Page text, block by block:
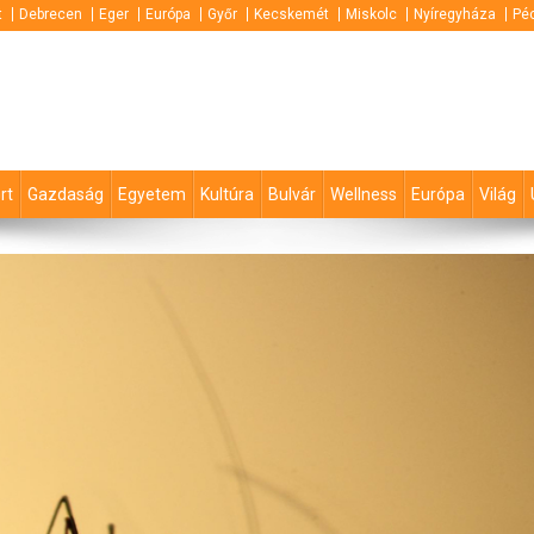
Debrecen Eger Európa Győr Kecskemét Miskolc Nyíregyháza
Gazdaság Egyetem Kultúra Bulvár Wellness Európa Világ